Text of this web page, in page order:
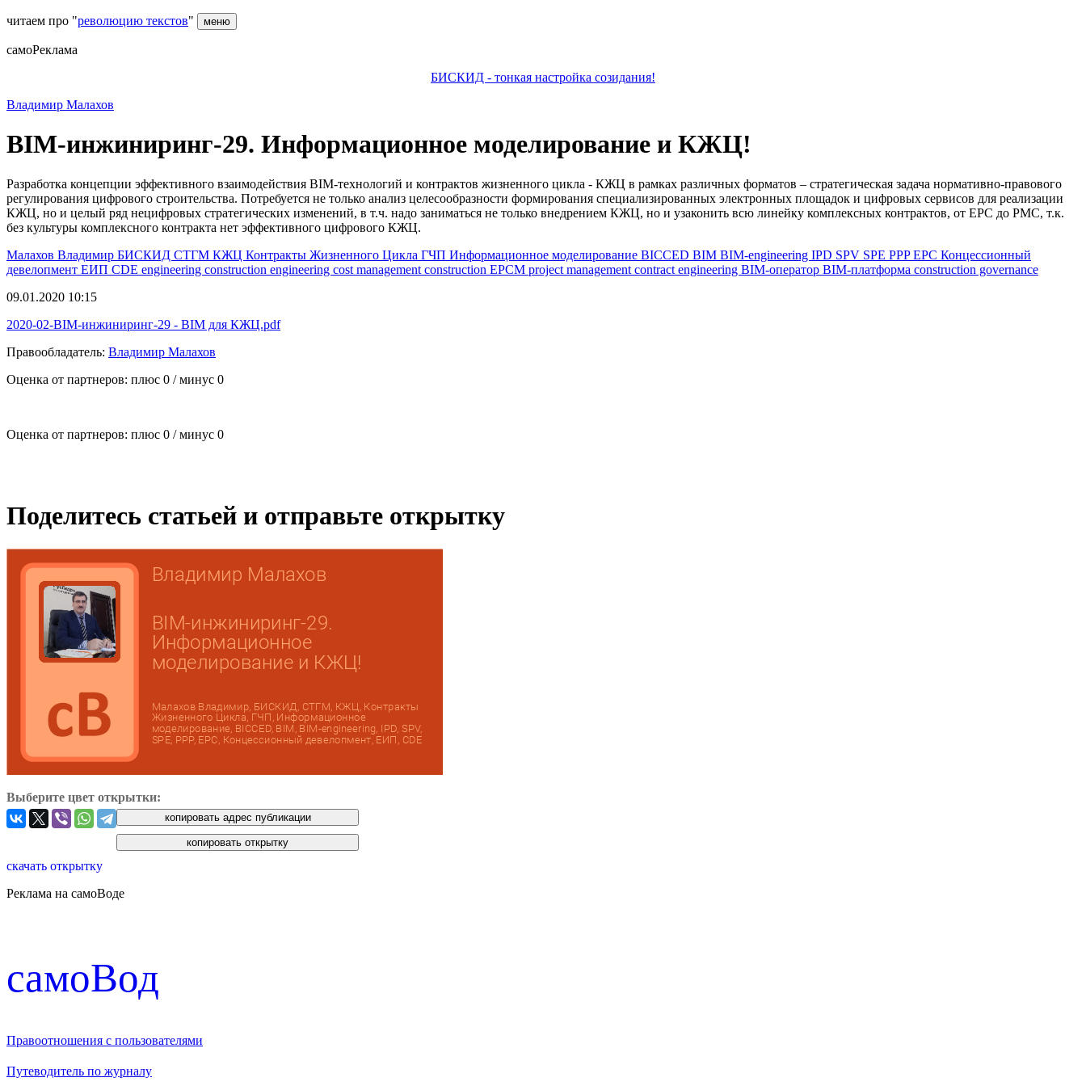
читаем про "революцию текстов" меню
самоРеклама
БИСКИД - тонкая настройка созидания!
Владимир Малахов
BIM-инжиниринг-29. Информационное моделирование и КЖЦ!
Разработка концепции эффективного взаимодействия BIM-технологий и контрактов жизненного цикла - КЖЦ в рамках различных форматов – стратегическая задача нормативно-правового
регулирования цифрового строительства. Потребуется не только анализ целесообразности формирования специализированных электронных площадок и цифровых сервисов для реализации
КЖЦ, но и целый ряд нецифровых стратегических изменений, в т.ч. надо заниматься не только внедрением КЖЦ, но и узаконить всю линейку комплексных контрактов, от ЕРС до РМС, т.к.
без культуры комплексного контракта нет эффективного цифрового КЖЦ.
Малахов Владимир БИСКИД СТГМ КЖЦ Контракты Жизненного Цикла ГЧП Информационное моделирование BICCED BIM BIM-engineering IPD SPV SPE PPPEPC Концессионный
девелопмент ЕИП CDE engineering construction engineering cost management construction EPCM project management contract engineering BIM-оператор BIM-платформа construction governance
09.01.2020 10:15
2020-02-BIM-инжиниринг-29 - BIM для КЖЦ.pdf
Правообладатель: Владимир Малахов
Оценка от партнеров: плюс 0 / минус 0
Оценка от партнеров: плюс 0 / минус 0
Поделитесь статьей и отправьте открытку
Выберите цвет открытки:
скачать открытку
Реклама на самоВоде
cамоВод
Правоотношения с пользователями
Путеводитель по журналу